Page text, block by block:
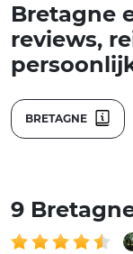
Bretagne
reviews,
BRETAGNE
9